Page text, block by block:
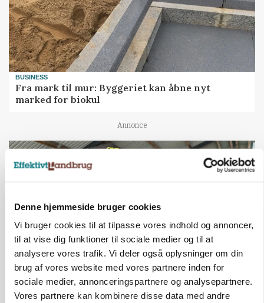
Denne hjemmeside bruger cookies
Vi bruger cookies til at tilpasse vores indhold og annoncer,
til at vise dig funktioner til sociale medier og til at
analysere vores trafik. Vi deler også oplysninger om din
brug af vores website med vores partnere inden for
sociale medier, annonceringspartnere og analysepartnere.
Vores partnere kan kombinere disse data med andre
BUSINESS
Fra mark til mur: Byggeriet kan åbne nyt
marked for biokul
Annonce
POLITIK
»Nu stopper I«: Landbrugsdebattør og